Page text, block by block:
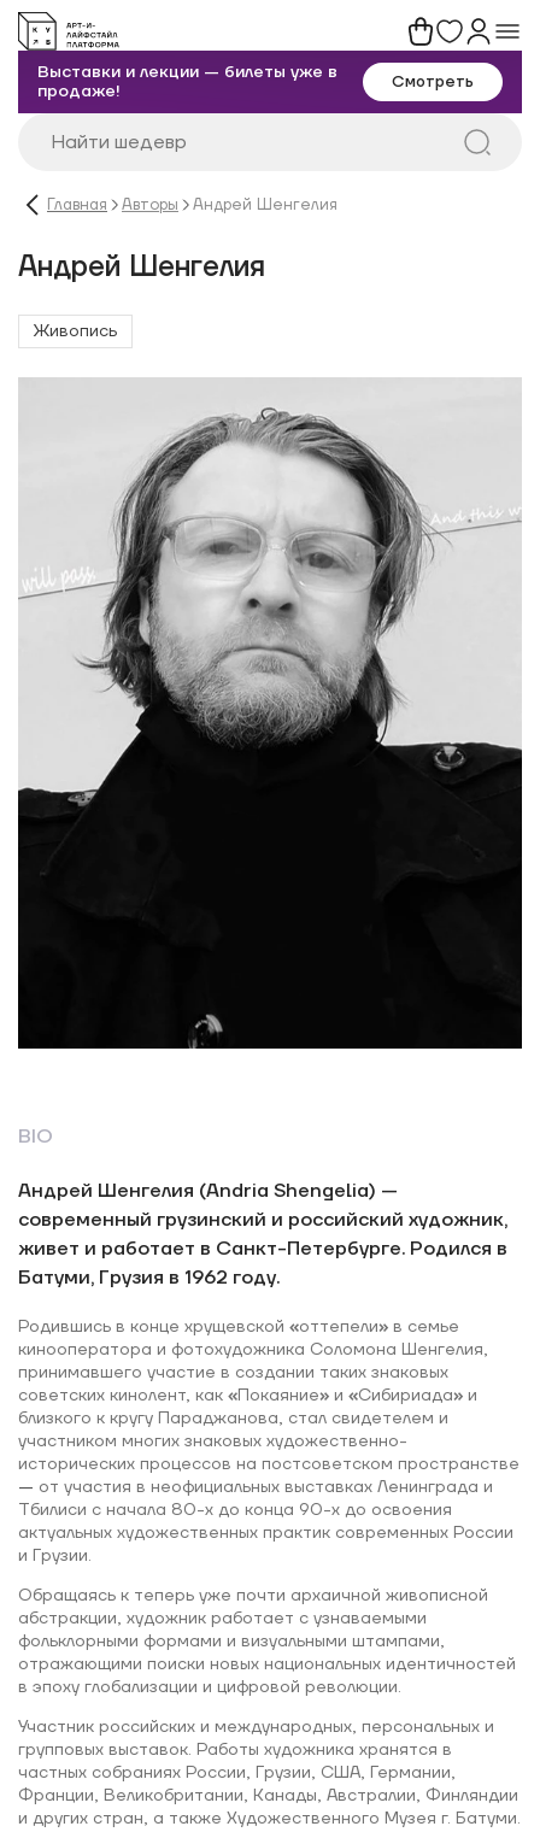
Выставки и лекции — билеты уже в
продаже!
Смотреть
Главная Авторы Андрей Шенгелия
Андрей Шенгелия
Живопись
BIO
Андрей Шенгелия (Andria Shengelia) —
современный грузинский и российский художник,
живет и работает в Санкт-Петербурге. Родился в
Батуми, Грузия в 1962 году.
Родившись в конце хрущевской «оттепели» в семье
кинооператора и фотохудожника Соломона Шенгелия,
принимавшего участие в создании таких знаковых
советских кинолент, как «Покаяние» и «Сибириада» и
близкого к кругу Параджанова, стал свидетелем и
участником многих знаковых художественно-
исторических процессов на постсоветском пространстве
— от участия в неофициальных выставках Ленинграда и
Тбилиси с начала 80-х до конца 90-х до освоения
актуальных художественных практик современных России
и Грузии.
Обращаясь к теперь уже почти архаичной живописной
абстракции, художник работает с узнаваемыми
фольклорными формами и визуальными штампами,
отражающими поиски новых национальных идентичностей
в эпоху глобализации и цифровой революции.
Участник российских и международных, персональных и
групповых выставок. Работы художника хранятся в
частных собраниях России, Грузии, США, Германии,
Франции, Великобритании, Канады, Австралии, Финляндии
и других стран, а также Художественного Музея г. Батуми.